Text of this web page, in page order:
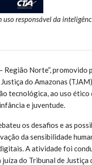
uso responsável da
Norte”, promovido
do Amazonas
tecnológica, ao uso ético
e juventude.
os desafios e as
da sensibilidade
A atividade foi
do Tribunal de Justiça